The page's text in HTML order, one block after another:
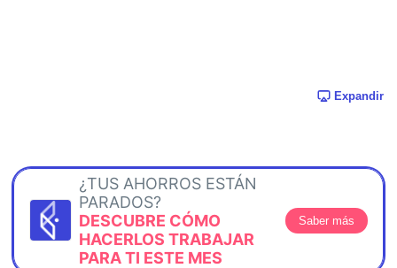
Expandir
¿TUS AHORROS ESTÁN
PARADOS?
DESCUBRE CÓMO
HACERLOS TRABAJAR
PARA TI ESTE MES
Saber más